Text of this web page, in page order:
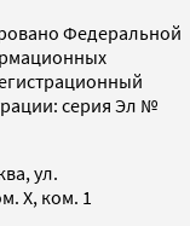
Федеральной
серия Эл №
ул.
X, ком. 1